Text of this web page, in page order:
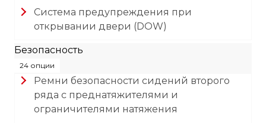
Система предупреждения при
открывании двери (DOW)
Безопасность
24 опции
Ремни безопасности сидений второго
ряда с преднатяжителями и
ограничителями натяжения